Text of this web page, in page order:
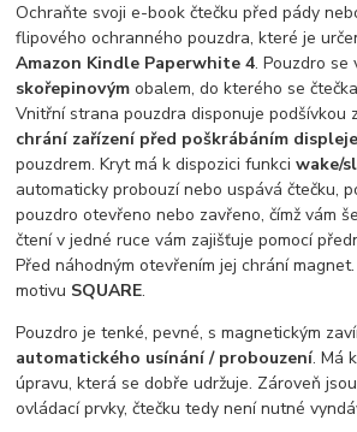
Ochraňte svoji e-book čtečku před pády
flipového ochranného pouzdra, které je
Amazon Kindle Paperwhite 4. Pouzdro se
skořepinovým obalem, do kterého se
Vnitřní strana pouzdra disponuje podšívkou
chrání zařízení před poškrábáním displeje
pouzdrem. Kryt má k dispozici funkciwake/
automaticky probouzí nebo uspává čtečku,
pouzdro otevřeno nebo zavřeno, čímž vám
čtení v jedné ruce vám zajišťuje pomocí
Před náhodným otevřením jej chrání
motivu SQUARE.
Pouzdro je tenké, pevné, s magnetickým
automatického usínání / probouzení. Má
úpravu, která se dobře udržuje. Zároveň
ovládací prvky, čtečku tedy není nutné